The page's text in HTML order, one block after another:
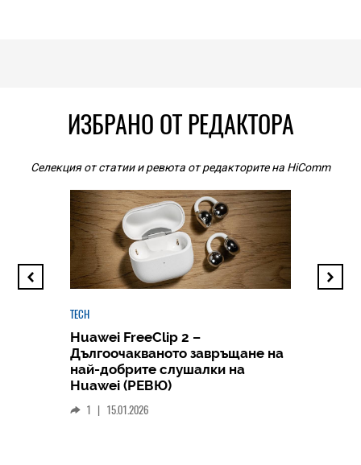
ИЗБРАНО ОТ РЕДАКТОРА
Селекция от статии и ревюта от редакторите на HiComm
TECH
Huawei FreeClip 2 –
Дългоочакваното завръщане на
най-добрите слушалки на
Huawei (РЕВЮ)
1 | 15.01.2026